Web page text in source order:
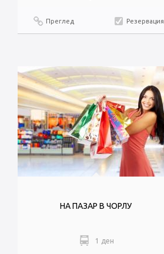
Преглед Резервация
НА ПАЗАР В ЧОРЛУ
1 ден